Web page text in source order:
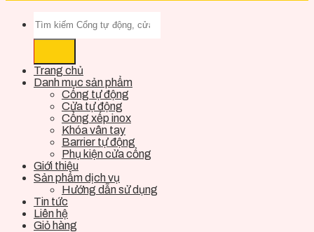
Trang chủ
Danh mục sản phẩm
Cổng tự động
Cửa tự động
Cổng xếp inox
Khóa vân tay
Barrier tự động
Phụ kiện cửa cổng
Giới thiệu
Sản phẩm dịch vụ
Hướng dẫn sử dụng
Tin tức
Liên hệ
Giỏ hàng